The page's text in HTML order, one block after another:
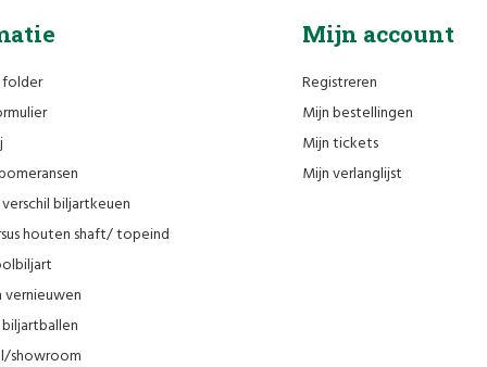
biljartkeuen
houten shaft/ topeind
vernieuwen
showroom
Mijn account
Registreren
Mijn bestellingen
Mijn tickets
Mijn verlanglijst